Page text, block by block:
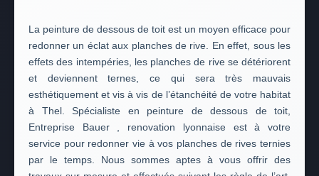
La peinture de dessous de toit est un moyen efficace pour
redonner un éclat aux planches de rive. En effet, sous les
effets des intempéries, les planches de rive se détériorent
et deviennent ternes, ce qui sera très mauvais
esthétiquement et vis à vis de l’étanchéité de votre habitat
à Thel. Spécialiste en peinture de dessous de toit,
Entreprise Bauer , renovation lyonnaise est à votre
service pour redonner vie à vos planches de rives ternies
par le temps. Nous sommes aptes à vous offrir des